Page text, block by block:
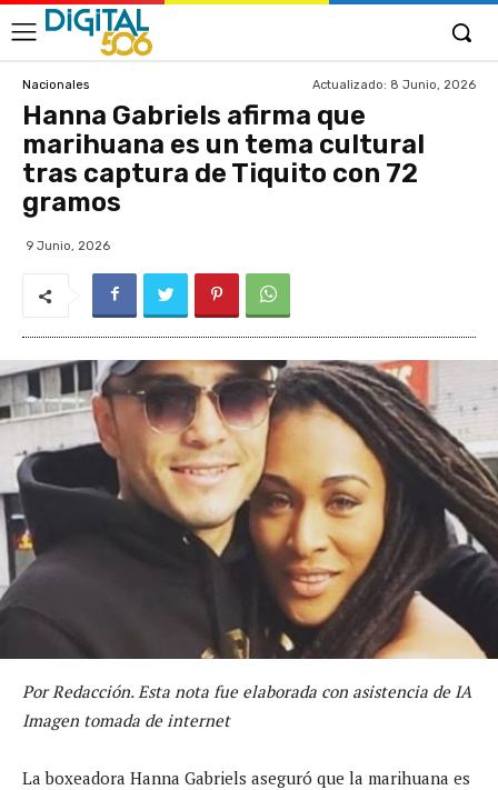
Nacionales Actualizado: 8 Junio, 2026
Hanna Gabriels afirma que
marihuana es un tema cultural
tras captura de Tiquito con 72
gramos
9 Junio, 2026
Por Redacción. Esta nota fue elaborada con asistencia de IA
Imagen tomada de internet
La boxeadora Hanna Gabriels aseguró que la marihuana es